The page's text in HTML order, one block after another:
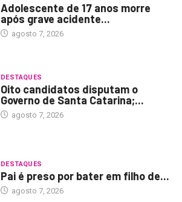
Adolescente de 17 anos morre
após grave acidente...
agosto 7, 2026
DESTAQUES
Oito candidatos disputam o
Governo de Santa Catarina;...
agosto 7, 2026
DESTAQUES
Pai é preso por bater em filho de...
agosto 7, 2026